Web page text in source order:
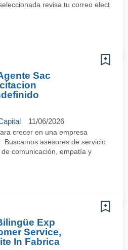
revisa tu correo
Sac
11/06/2026
crecer en una empresa
Buscamos asesores de servicio
comunicación, empatía y
Exp
Service,
In Fabrica